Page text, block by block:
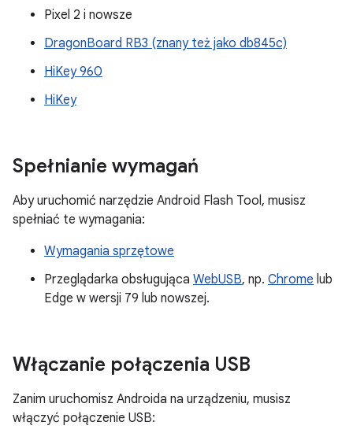
Pixel 2 i nowsze
DragonBoard RB3 (znany też jako db845c)
HiKey 960
HiKey
Spełnianie wymagań
Aby uruchomić narzędzie Android Flash Tool, musisz
spełniać te wymagania:
Wymagania sprzętowe
Przeglądarka obsługująca WebUSB, np. Chrome lub
Edge w wersji 79 lub nowszej.
Włączanie połączenia USB
Zanim uruchomisz Androida na urządzeniu, musisz
włączyć połączenie USB: